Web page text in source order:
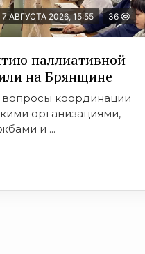
7 АВГУСТА 2026, 15:55 36
паллиативной
на Брянщине
координации
организациями,
и ...